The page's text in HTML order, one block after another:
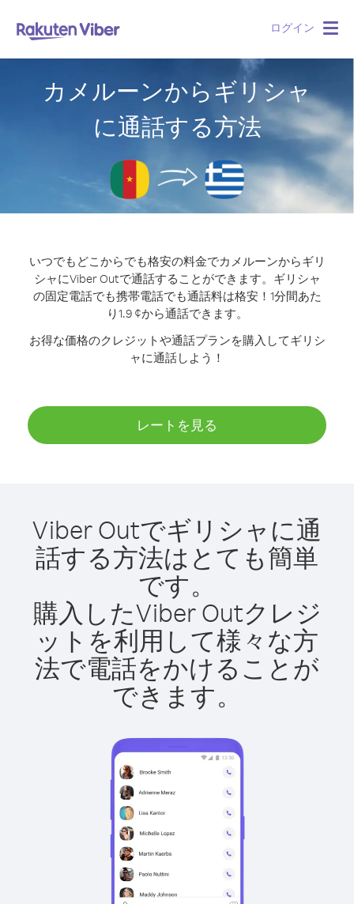
ログイン
カメルーンからギリシャ
に通話する方法
いつでもどこからでも格安の料金でカメルーンからギリ
シャにViber Outで通話することができます。 ギリシャ
の固定電話でも携帯電話でも通話料は格安！1分間あた
り1.9 ¢から通話できます。
お得な価格のクレジットや通話プランを購入してギリシ
ャに通話しよう！
レートを見る
Viber Outでギリシャに通
話する方法はとても簡単
です。
購入したViber Outクレジ
ットを利用して様々な方
法で電話をかけることが
できます。